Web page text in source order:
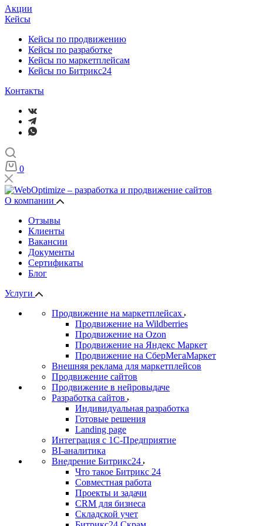
Акции
Кейсы
Кейсы по продвижению
Кейсы по разработке
Кейсы по маркетплейсам
Кейсы по Битрикс24
Контакты
0
О компании
Отзывы
Клиенты
Вакансии
Документы
Сертификаты
Блог
Услуги
Продвижение на маркетплейсах
Продвижение на Wildberries
Продвижение на Ozon
Продвижение на Яндекс Маркет
Продвижение на СберМегаМаркет
Внешняя реклама для маркетплейсов
Продвижение сайтов
Продвижение в нейровыдаче
Разработка сайтов
Индивидуальная разработка
Готовые решения
Landing page
Интеграция с 1С-Предприятие
BI-аналитика
Внедрение Битрикс24
Что такое Битрикс 24
Совместная работа
Проекты и задачи
СRМ для бизнеса
Складской учет